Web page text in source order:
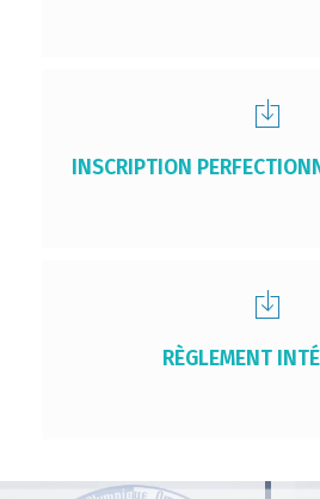
INSCRIPTION
RÈGLEMENT